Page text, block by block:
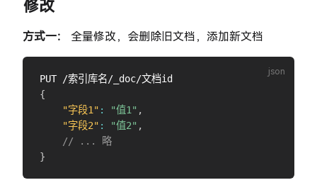
修改
方式一： 全量修改，会删除旧文档，添加新文档
{
"字段1" : "值1" ,
"字段2" : "值2" ,
// ... 略
}